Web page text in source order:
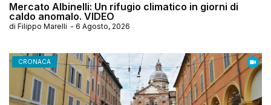
Mercato Albinelli: Un rifugio climatico in giorni di
caldo anomalo. VIDEO
di Filippo Marelli - 6 Agosto, 2026
CRONACA